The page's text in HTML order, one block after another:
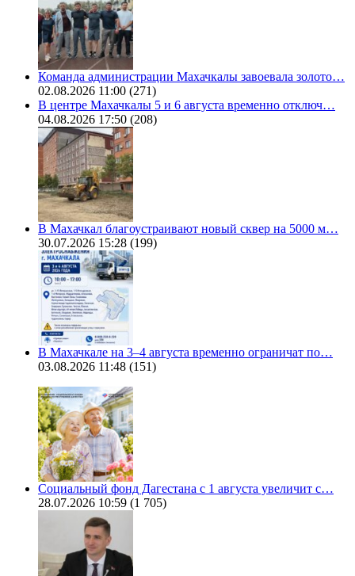
Команда администрации Махачкалы завоевала золото…
02.08.2026 11:00 (271)
В центре Махачкалы 5 и 6 августа временно отключ…
04.08.2026 17:50 (208)
В Махачкал благоустраивают новый сквер на 5000 м…
30.07.2026 15:28 (199)
В Махачкале на 3–4 августа временно ограничат по…
03.08.2026 11:48 (151)
Социальный фонд Дагестана с 1 августа увеличит с…
28.07.2026 10:59 (1 705)